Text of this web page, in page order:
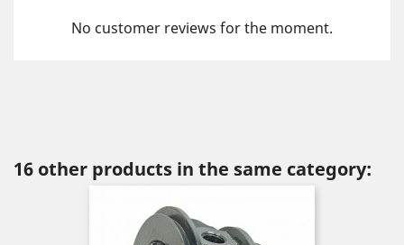
No customer reviews for the moment.
16 other products in the same category: